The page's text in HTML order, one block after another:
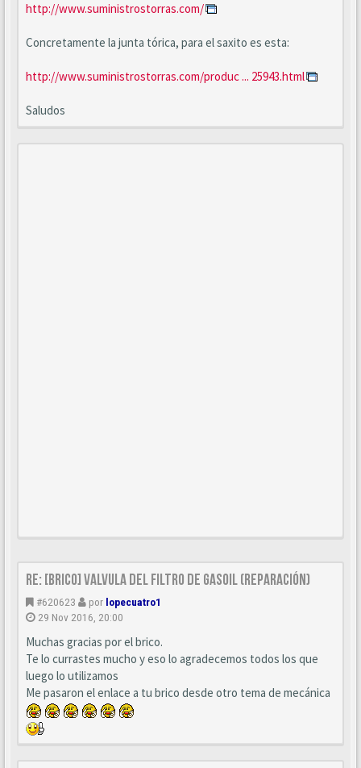
http://www.suministrostorras.com/
Concretamente la junta tórica, para el saxito es esta:
http://www.suministrostorras.com/produc ... 25943.html
Saludos
Re: [BRICO] Valvula del filtro de gasoil (reparación)
#620623 por lopecuatro1
29 Nov 2016, 20:00
Muchas gracias por el brico.
Te lo currastes mucho y eso lo agradecemos todos los que
luego lo utilizamos
Me pasaron el enlace a tu brico desde otro tema de mecánica